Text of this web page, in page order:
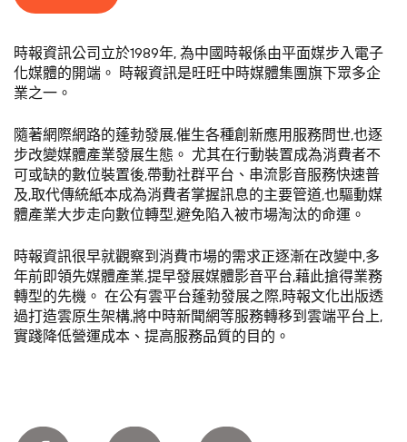
時報資訊公司立於1989年, 為中國時報係由平面媒步入電子
化媒體的開端。 時報資訊是旺旺中時媒體集團旗下眾多企
業之一。
隨著網際網路的蓬勃發展,催生各種創新應用服務問世,也逐
步改變媒體產業發展生態。 尤其在行動裝置成為消費者不
可或缺的數位裝置後,帶動社群平台、串流影音服務快速普
及,取代傳統紙本成為消費者掌握訊息的主要管道,也驅動媒
體產業大步走向數位轉型,避免陷入被市場淘汰的命運。
時報資訊很早就觀察到消費市場的需求正逐漸在改變中,多
年前即領先媒體產業,提早發展媒體影音平台,藉此搶得業務
轉型的先機。 在公有雲平台蓬勃發展之際,時報文化出版透
過打造雲原生架構,將中時新聞網等服務轉移到雲端平台上,
實踐降低營運成本、提高服務品質的目的。